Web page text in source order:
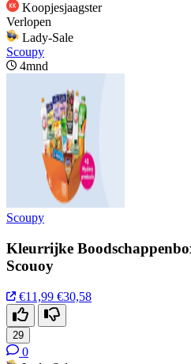
Koopjesjaagster
Verlopen
Lady-Sale
Scoupy
4mnd
Scoupy
Kleurrijke
Scouoy
€11,99 €30,58
29
0